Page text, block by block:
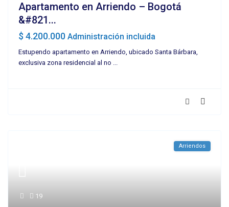
Apartamento en Arriendo – Bogotá
&#821...
$ 4.200.000Administración incluida
Estupendo apartamento en Arriendo, ubicado Santa Bárbara,
exclusiva zona residencial al no ...
19
Arriendos